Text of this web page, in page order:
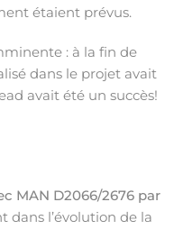
étaient prévus.
: à la fin de
dans le projet avait
avait été un succès!
MAN D2066/2676 par
dans l’évolution de la